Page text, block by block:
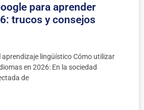
para aprender
trucos y consejos
lingüístico Cómo utilizar
en 2026: En la sociedad
de